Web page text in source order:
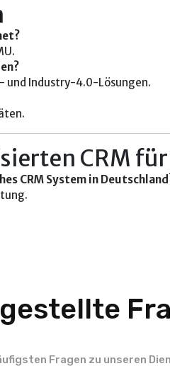
und Industry-4.0-Lösungen.
CRM
CRM System in
Fragen zu unseren